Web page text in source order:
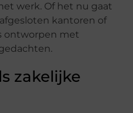
werk. Of het nu gaat
kantoren of
ontworpen met
zakelijke